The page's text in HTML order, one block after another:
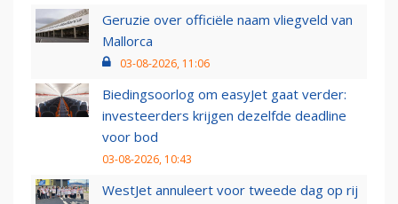
Geruzie over officiële naam vliegveld van
Mallorca
03-08-2026, 11:06
Biedingsoorlog om easyJet gaat verder:
investeerders krijgen dezelfde deadline
voor bod
03-08-2026, 10:43
WestJet annuleert voor tweede dag op rij